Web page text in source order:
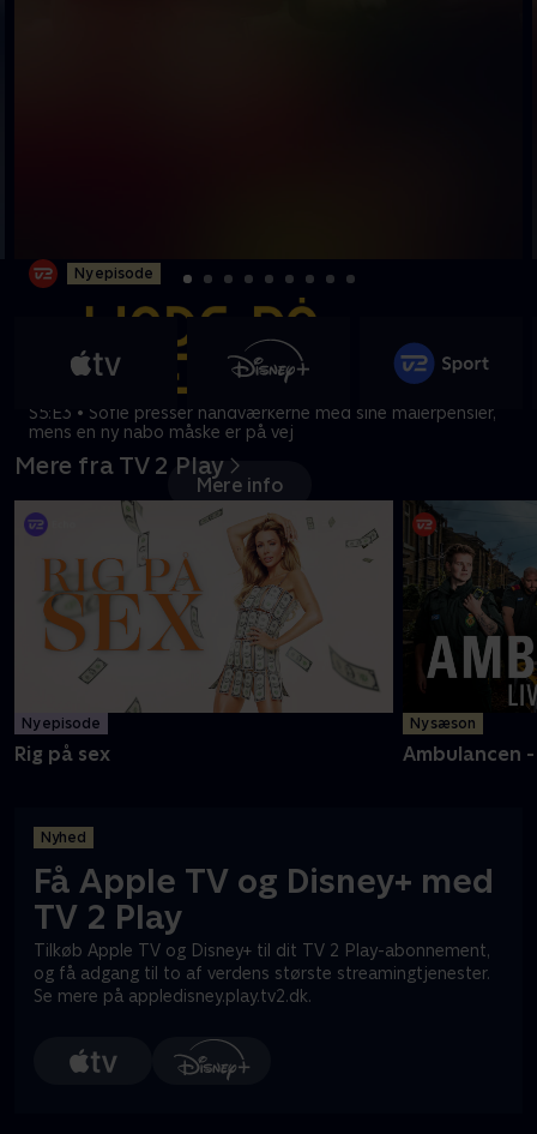
Ny episode
S5:E3 • Sofie presser håndværkerne med sine malerpensler,
mens en ny nabo måske er på vej
Mere info
Mere fra TV 2 Play
Ny episode
Rig på sex
Ny sæson
Ambulancen
Nyhed
Få Apple TV og Disney+ med
TV 2 Play
Tilkøb Apple TV og Disney+ til dit TV 2 Play-abonnement,
og få adgang til to af verdens største streamingtjenester.
Se mere på appledisney.play.tv2.dk.